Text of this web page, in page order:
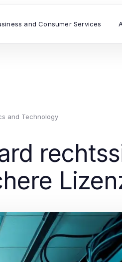
and Consumer Services
and Technology